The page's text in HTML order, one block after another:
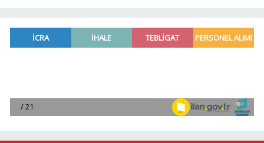
22:44 |
2026 Air Badminton Türkiye Şampiyonası,